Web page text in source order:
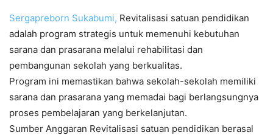
Sergapreborn Sukabumi, Revitalisasi satuan pendidikan
adalah program strategis untuk memenuhi kebutuhan
sarana dan prasarana melalui rehabilitasi dan
pembangunan sekolah yang berkualitas.
Program ini memastikan bahwa sekolah-sekolah memiliki
sarana dan prasarana yang memadai bagi berlangsungnya
proses pembelajaran yang berkelanjutan.
Sumber Anggaran Revitalisasi satuan pendidikan berasal